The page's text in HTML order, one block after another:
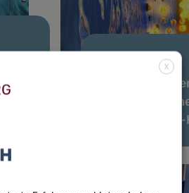
Verständnis
Gehirns für
der
X